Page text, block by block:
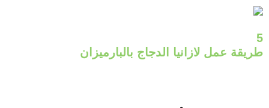
5
طريقة عمل لازانيا الدجاج بالبارميزان